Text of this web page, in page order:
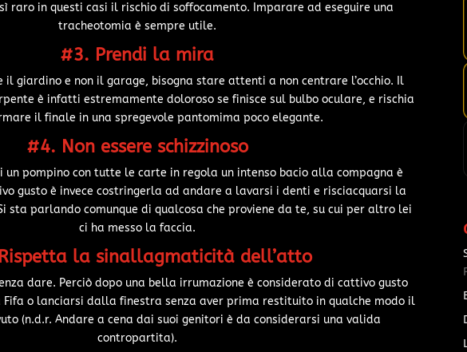
raro in questi casi il rischio di soffocamento. Imparare ad eseguire una
tracheotomia è sempre utile.
#3. Prendi la mira
il giardino e non il garage, bisogna stare attenti a non centrare l’occhio. Il
è infatti estremamente doloroso se finisce sul bulbo oculare, e rischia
il finale in una spregevole pantomima poco elegante.
#4. Non essere schizzinoso
un pompino con tutte le carte in regola un intenso bacio alla compagna è
gusto è invece costringerla ad andare a lavarsi i denti e risciacquarsi la
sta parlando comunque di qualcosa che proviene da te, su cui per altro lei
ci ha messo la faccia.
la sinallagmaticità dell’atto
dare. Perciò dopo una bella irrumazione è considerato di cattivo gusto
Fifa o lanciarsi dalla finestra senza aver prima restituito in qualche modo il
(n.d.r. Andare a cena dai suoi genitori è da considerarsi una valida
contropartita).